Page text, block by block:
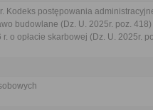
Kodeks postępowania
budowlane (Dz. U. 2025r. poz. 418)
o opłacie skarbowej (Dz. U. 2025r.